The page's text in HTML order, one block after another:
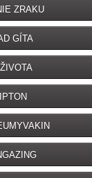
ZRAKU
GÍTA